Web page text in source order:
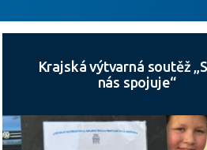
Krajská výtvarná soutěž
nás spojuje“